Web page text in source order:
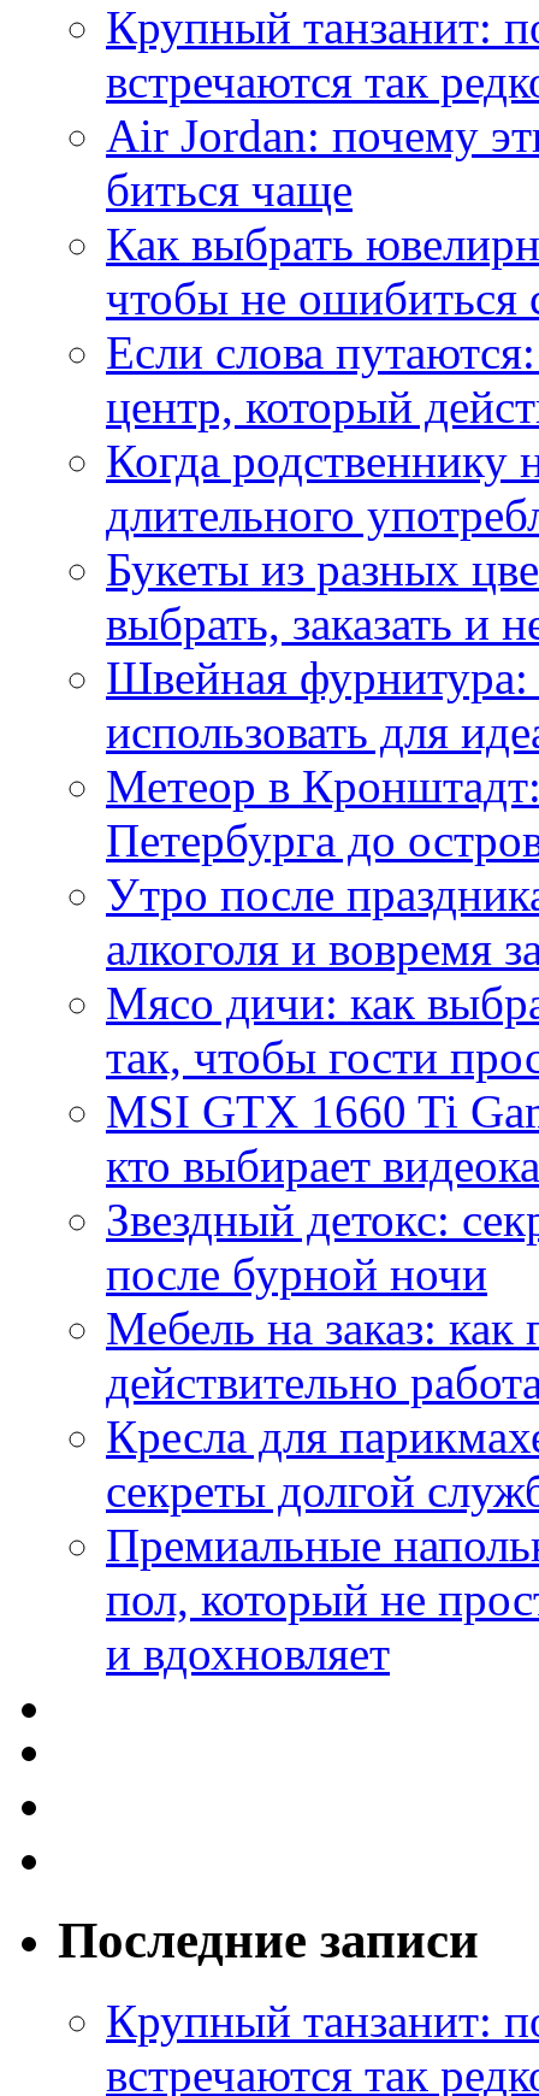
Крупный танзанит:
встречаются так
Air Jordan: почему
биться чаще
Как выбрать
чтобы не ошибиться
Если слова
центр, который
Когда
длительного
Букеты из разных
выбрать, заказать и
Швейная фурнитура:
использовать для
Метеор в
Петербурга до
Утро после
алкоголя и вовремя
Мясо дичи: как
так, чтобы гости
MSI GTX 1660 Ti
кто выбирает
Звездный детокс:
после бурной ночи
Мебель на заказ:
действительно
Кресла для
секреты долгой
Премиальные
пол, который не
и вдохновляет
Последние записи
Крупный танзанит:
встречаются так